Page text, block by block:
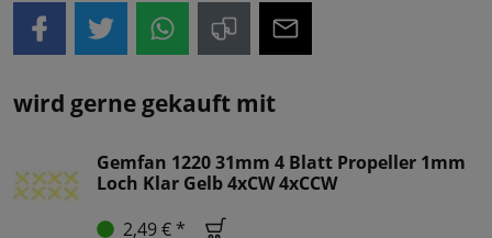
wird gerne gekauft mit
Gemfan 1220 31mm 4 Blatt Propeller 1mm
Loch Klar Gelb 4xCW 4xCCW
2,49 € *